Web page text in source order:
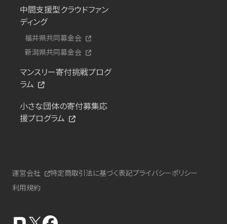
中間支援型クラウドファン
ディング
福井県共同募金会
新潟県共同募金会
マンスリー寄付挑戦プログ
ラム
小さな団体の寄付募集応
援プログラム
運営会社 特定商取引法に基づく表記プライバシーポリシー
利用規約